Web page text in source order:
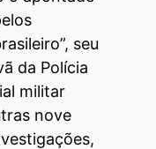
seu
da Polícia
militar
nove